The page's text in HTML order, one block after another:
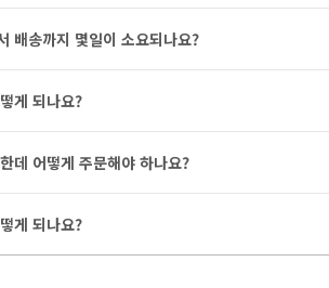
배송까지 몇일이 소요되나요?
게 되나요?
데 어떻게 주문해야 하나요?
게 되나요?